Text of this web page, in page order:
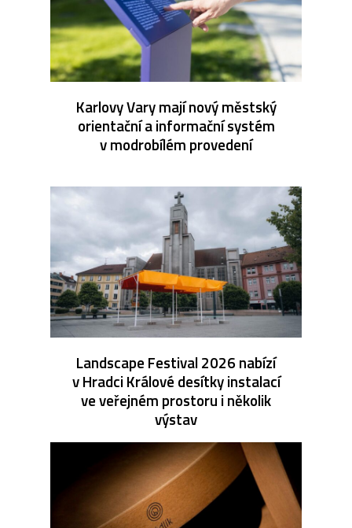
Karlovy Vary mají nový městský
orientační a informační systém
v modrobílém provedení
Landscape Festival 2026 nabízí
v Hradci Králové desítky instalací
ve veřejném prostoru i několik
výstav